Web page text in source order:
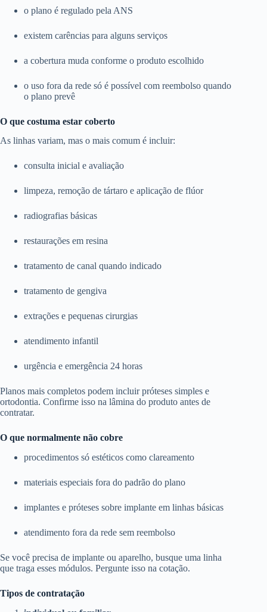
o plano é regulado pela ANS
existem carências para alguns serviços
a cobertura muda conforme o produto escolhido
o uso fora da rede só é possível com reembolso quando
o plano prevê
O que costuma estar coberto
As linhas variam, mas o mais comum é incluir:
consulta inicial e avaliação
limpeza, remoção de tártaro e aplicação de flúor
radiografias básicas
restaurações em resina
tratamento de canal quando indicado
tratamento de gengiva
extrações e pequenas cirurgias
atendimento infantil
urgência e emergência 24 horas
Planos mais completos podem incluir próteses simples e
ortodontia. Confirme isso na lâmina do produto antes de
contratar.
O que normalmente não cobre
procedimentos só estéticos como clareamento
materiais especiais fora do padrão do plano
implantes e próteses sobre implante em linhas básicas
atendimento fora da rede sem reembolso
Se você precisa de implante ou aparelho, busque uma linha
que traga esses módulos. Pergunte isso na cotação.
Tipos de contratação